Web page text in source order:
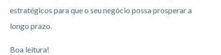
estratégicos para que o seu negócio possa prosperar a
longo prazo.
Boa leitura!